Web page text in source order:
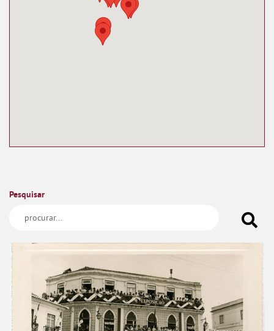
Pesquisar
Antigo Edifício da Biblioteca-Museu Dr. Vidal